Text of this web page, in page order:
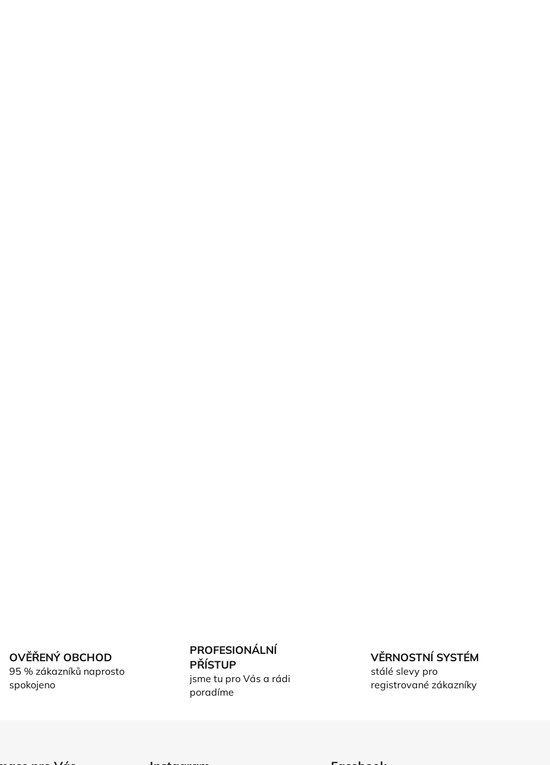
OVĚŘENÝ OBCHOD
95 % zákazníků naprosto
spokojeno
PROFESIONÁLNÍ
PŘÍSTUP
jsme tu pro Vás a rádi
poradíme
VĚRNOSTNÍ SYSTÉM
stálé slevy pro
registrované zákazníky